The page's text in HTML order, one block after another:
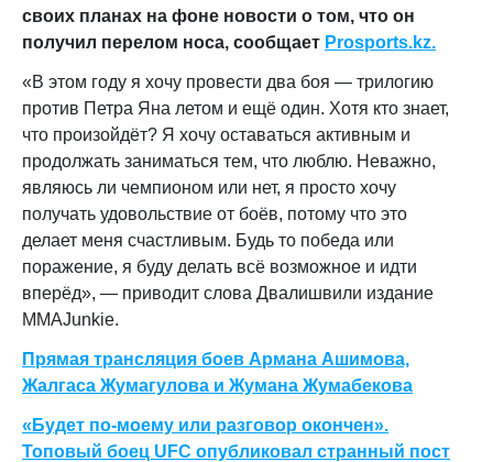
своих планах на фоне новости о том, что он
получил перелом носа, сообщает Prosports.kz.
«В этом году я хочу провести два боя — трилогию
против Петра Яна летом и ещё один. Хотя кто знает,
что произойдёт? Я хочу оставаться активным и
продолжать заниматься тем, что люблю. Неважно,
являюсь ли чемпионом или нет, я просто хочу
получать удовольствие от боёв, потому что это
делает меня счастливым. Будь то победа или
поражение, я буду делать всё возможное и идти
вперёд», — приводит слова Двалишвили издание
MMAJunkie.
Прямая трансляция боев Армана Ашимова,
Жалгаса Жумагулова и Жумана Жумабекова
«Будет по-моему или разговор окончен».
Топовый боец UFC опубликовал странный пост